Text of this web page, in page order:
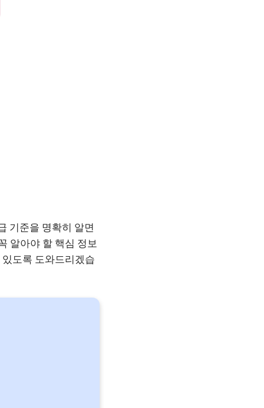
기준을 명확히 알면
알아야 할 핵심 정보
도록 도와드리겠습